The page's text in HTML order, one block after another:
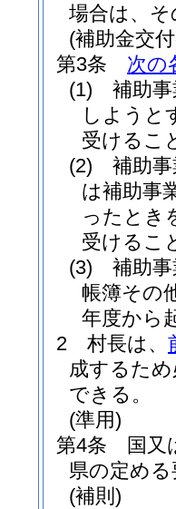
場合は、
(補助金交
第3条
次の
(1)
補助
しようと
受けるこ
(2)
補助
は補助事
ったとき
受けるこ
(3)
補助
帳簿その
年度から
2
村長は、
成するた
できる。
(準用)
第4条
国又
県の定め
(補則)